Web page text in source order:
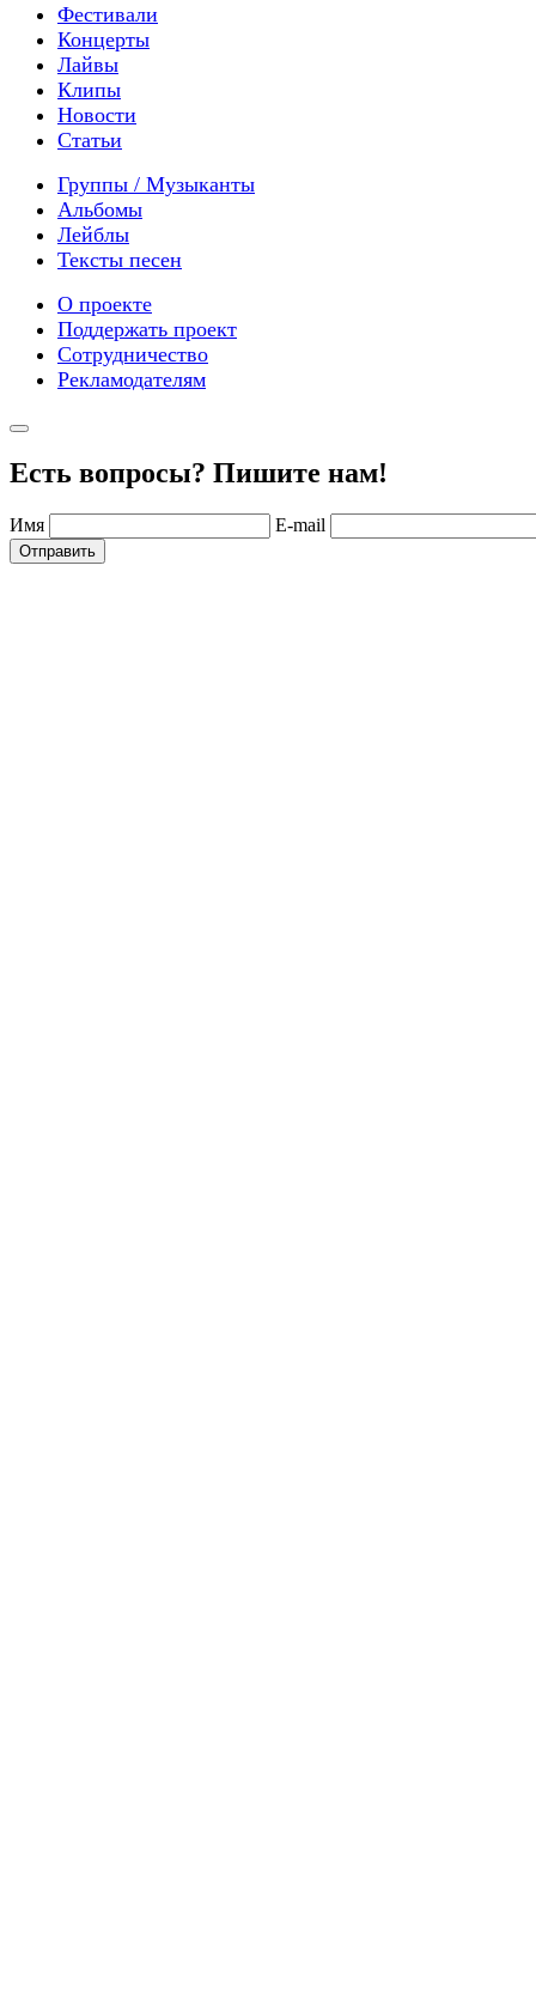
Фестивали
Концерты
Лайвы
Клипы
Новости
Статьи
Группы / Музыканты
Альбомы
Лейблы
Тексты песен
О проекте
Поддержать проект
Сотрудничество
Рекламодателям
Есть вопросы? Пишите нам!
Имя E-mail